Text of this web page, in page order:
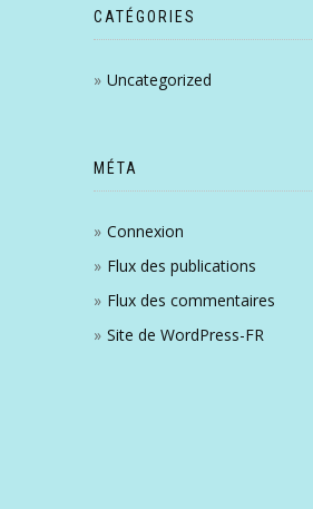
CATÉGORIES
Uncategorized
MÉTA
Connexion
Flux des publications
Flux des commentaires
Site de WordPress-FR